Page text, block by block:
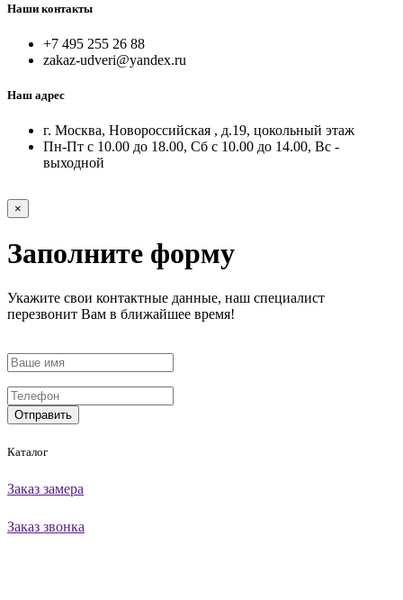
Наши контакты
+7 495 255 26 88
zakaz-udveri@yandex.ru
Наш адрес
г. Москва, Новороссийская , д.19, цокольный этаж
Пн-Пт с 10.00 до 18.00, Сб с 10.00 до 14.00, Вс -
выходной
×
Заполните форму
Укажите свои контактные данные, наш специалист
перезвонит Вам в ближайшее время!
Отправить
Каталог
Заказ замера
Заказ звонка